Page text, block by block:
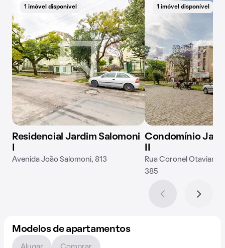
1 imóvel disponível
Residencial Jardim Salomoni
Avenida João Salomoni, 813
1 imóvel disponível
Condomínio
Rua Coronel Otaviano
385
Modelos de apartamentos